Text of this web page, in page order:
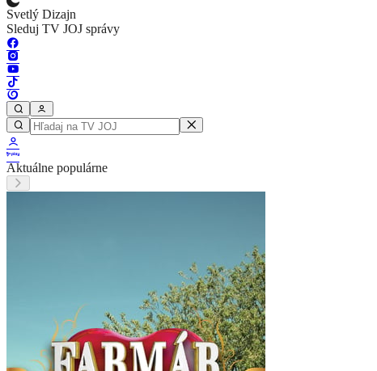
Svetlý Dizajn
Sleduj TV JOJ správy
Aktuálne populárne